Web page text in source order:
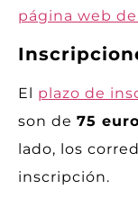
página web
El plazo de
son de 75
lado, los
inscripción.